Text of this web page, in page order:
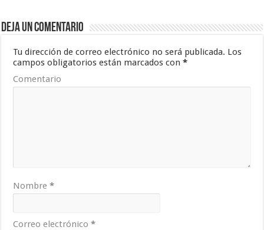
Deja un comentario
Tu dirección de correo electrónico no será publicada. Los
campos obligatorios están marcados con*
Comentario
Nombre*
Correo electrónico*